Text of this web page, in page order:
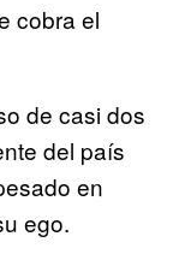
cobra el
de casi dos
del país
en
ego.